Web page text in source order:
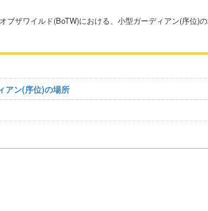
ブザワイルド(BoTW)における、小型ガーディアン(序位)
アン(序位)の場所